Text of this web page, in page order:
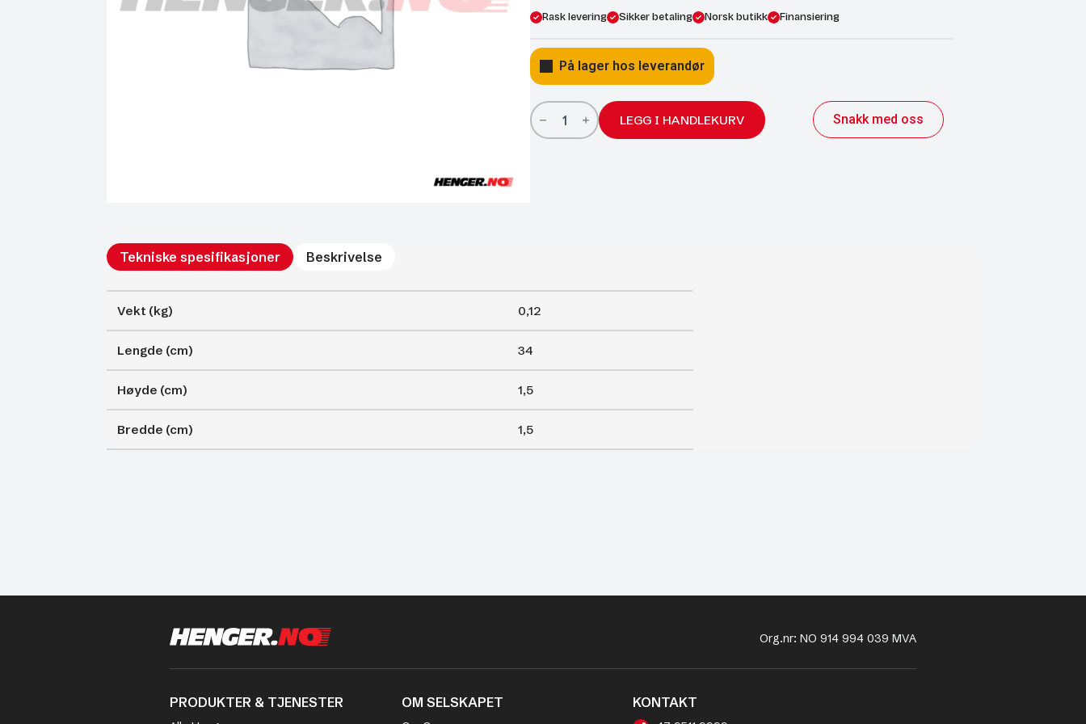
Rask levering Sikker betaling Norsk butikk Finansiering
På lager hos leverandør
Gassfjærer
Arctic
15/6;
LEGG I HANDLEKURV Snakk med oss
Tekniske spesifikasjoner Beskrivelse
Vekt (kg) 0,12
Lengde (cm) 34
Høyde (cm) 1,5
Bredde (cm) 1,5
Org.nr: NO 914 994 039 MVA
PRODUKTER & TJENESTER OM SELSKAPET KONTAKT